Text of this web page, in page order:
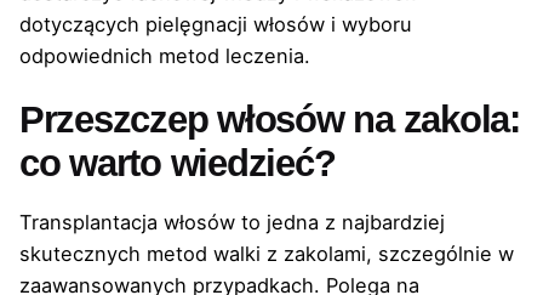
dotyczących pielęgnacji włosów i wyboru
odpowiednich metod leczenia.
Przeszczep włosów na zakola:
co warto wiedzieć?
Transplantacja włosów to jedna z najbardziej
skutecznych metod walki z zakolami, szczególnie w
zaawansowanych przypadkach. Polega na